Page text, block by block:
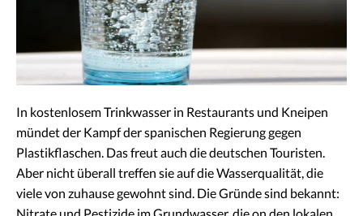
In kostenlosem Trinkwasser in Restaurants und Kneipen
mündet der Kampf der spanischen Regierung gegen
Plastikflaschen. Das freut auch die deutschen Touristen.
Aber nicht überall treffen sie auf die Wasserqualität, die
viele von zuhause gewohnt sind. Die Gründe sind bekannt: